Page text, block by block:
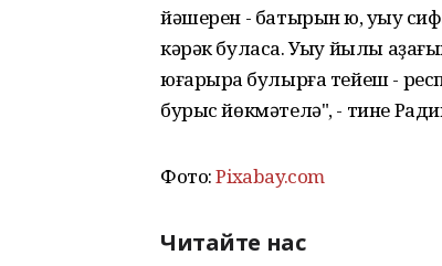
йәшерен - батырын юҡ, уҡыу
кәрәк буласаҡ. Уҡыу йылы
юғарыраҡ булырға тейеш -
бурыс йөкмәтелә", - тине
Фото:Рixabay.com
Читайте нас